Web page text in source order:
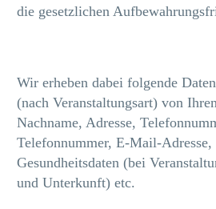
die gesetzlichen
Wir erheben dabei folgende
(nach Veranstaltungsart) von
Nachname, Adresse,
Telefonnummer, E-Mail-Adresse,
Gesundheitsdaten (bei
und Unterkunft) etc.